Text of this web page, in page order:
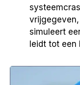
simuleert
leidt tot een